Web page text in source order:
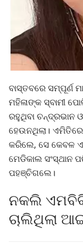
ବାସ୍ତବରେ ସମ୍ପୂର୍ଣ
ମହିଳାଙ୍କ ସ୍ବାମୀ
ରହୁଥିବା ଚନ୍ଦ୍ରଭାନ
ହେଉନଥିଲା।
କରିଲେ, ସେ କେବଳ
ମେଡିକାଲ
ପହଞ୍ଚିଗଲେ।
ନକଲି
ଚାଲିଥିଲା